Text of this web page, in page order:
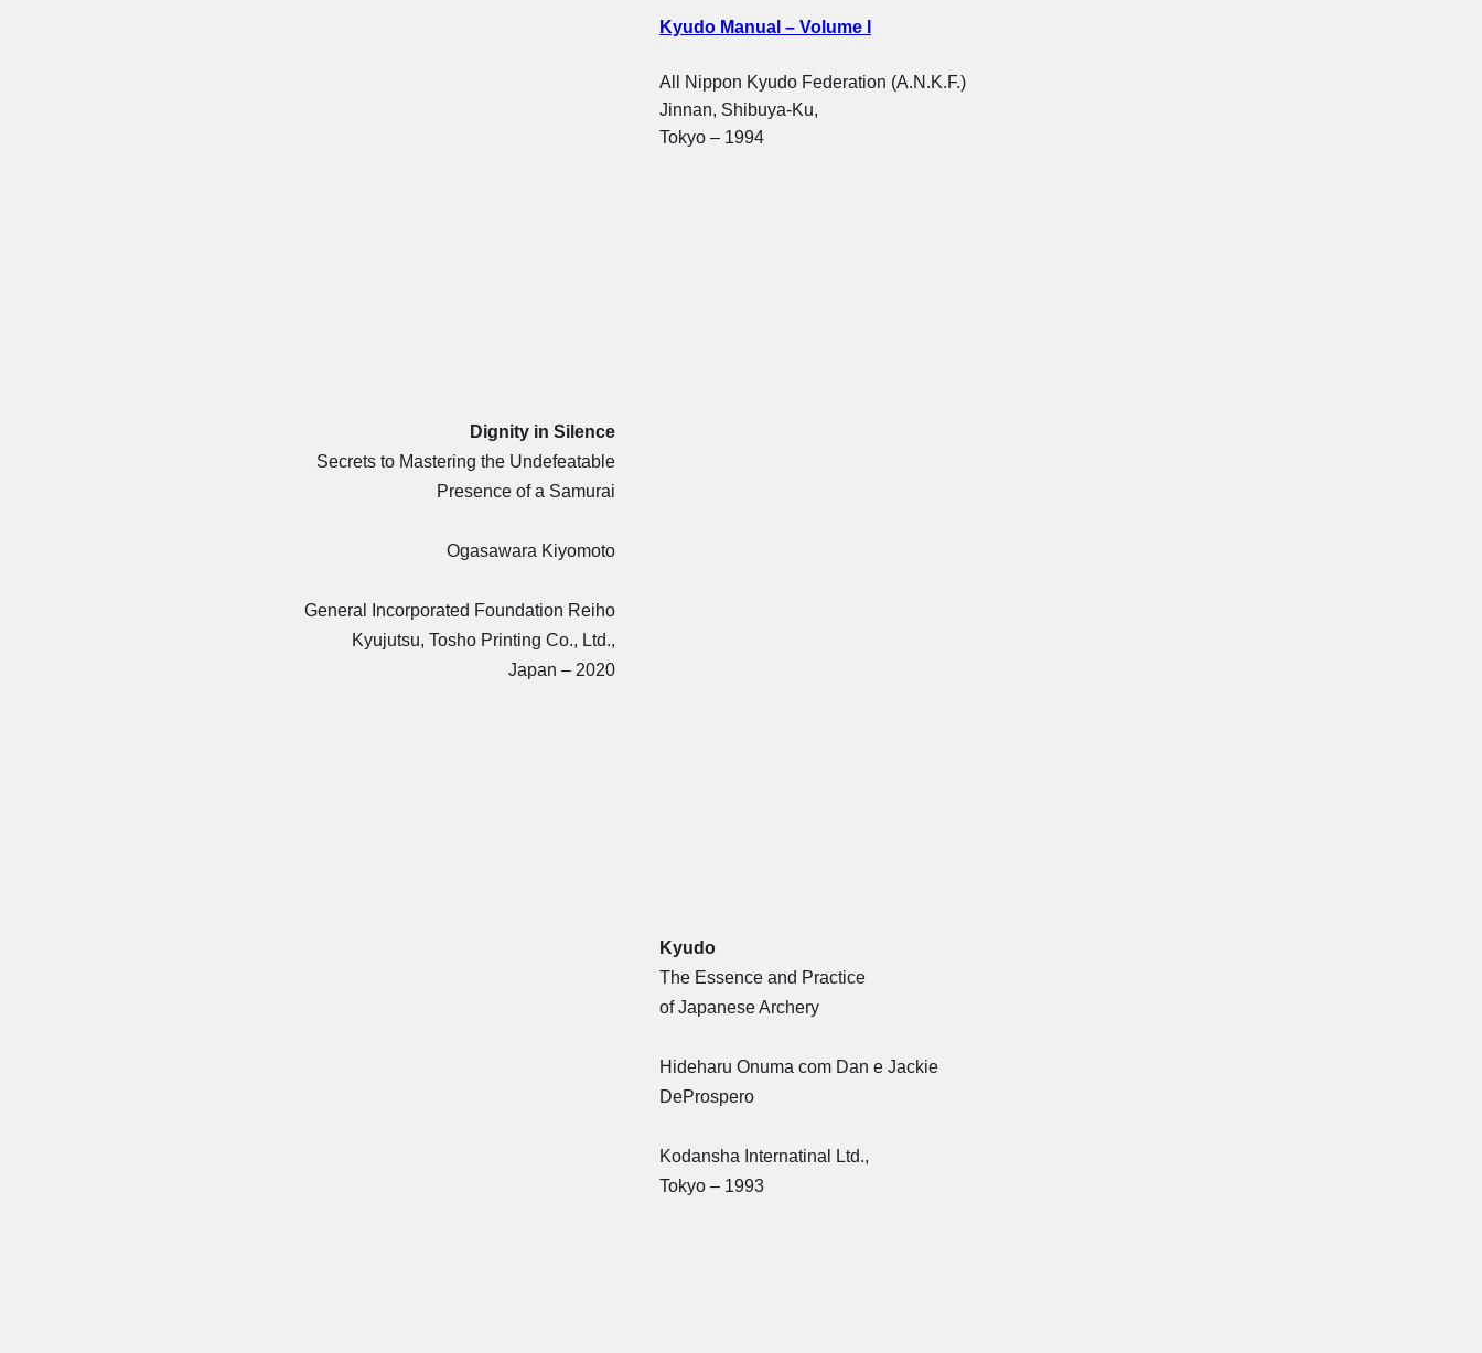
Kyudo Manual – Volume I
All Nippon Kyudo Federation (A.N.K.F.)
Jinnan, Shibuya-Ku,
Tokyo – 1994
Dignity in Silence
Secrets to Mastering the Undefeatable
Presence of a Samurai
Ogasawara Kiyomoto
General Incorporated Foundation Reiho
Kyujutsu, Tosho Printing Co., Ltd.,
Japan – 2020
Kyudo
The Essence and Practice
of Japanese Archery
Hideharu Onuma com Dan e Jackie
DeProspero
Kodansha Internatinal Ltd.,
Tokyo – 1993